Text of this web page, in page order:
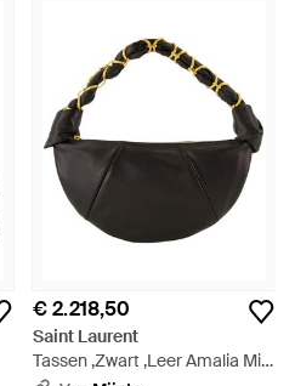
€ 2.218,50
Saint Laurent
Tassen ,Zwart ,Leer Amalia Mini